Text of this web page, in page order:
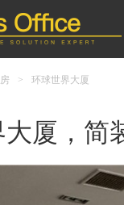
> 环球世界大厦
厦，简